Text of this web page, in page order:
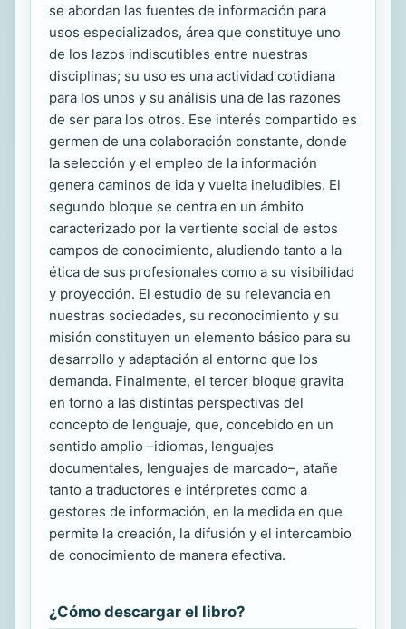
se abordan las fuentes de información para
usos especializados, área que constituye uno
de los lazos indiscutibles entre nuestras
disciplinas; su uso es una actividad cotidiana
para los unos y su análisis una de las razones
de ser para los otros. Ese interés compartido es
germen de una colaboración constante, donde
la selección y el empleo de la información
genera caminos de ida y vuelta ineludibles. El
segundo bloque se centra en un ámbito
caracterizado por la vertiente social de estos
campos de conocimiento, aludiendo tanto a la
ética de sus profesionales como a su visibilidad
y proyección. El estudio de su relevancia en
nuestras sociedades, su reconocimiento y su
misión constituyen un elemento básico para su
desarrollo y adaptación al entorno que los
demanda. Finalmente, el tercer bloque gravita
en torno a las distintas perspectivas del
concepto de lenguaje, que, concebido en un
sentido amplio –idiomas, lenguajes
documentales, lenguajes de marcado–, atañe
tanto a traductores e intérpretes como a
gestores de información, en la medida en que
permite la creación, la difusión y el intercambio
de conocimiento de manera efectiva.
¿Cómo descargar el libro?